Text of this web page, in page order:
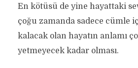
En kötüsü de yine hayattaki
çoğu zamanda sadece cümle
kalacak olan hayatın anlamı
yetmeyecek kadar olması.